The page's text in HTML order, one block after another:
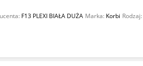
F13 PLEXI BIAŁA DUŻA Marka: Korbi Rodzaj: